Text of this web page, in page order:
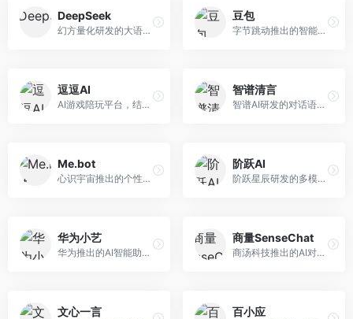
DeepSeek
幻方量化研发的大语言模型平台，专注于深度推理和代码生成能力。面向开发者、研究人员和技术爱好者，提供强大的逻辑推理和数学计算功能，开源生态完善，API接口友好。
豆包
字节跳动推出的智能对话助手平台，提供文本创作、知识问答、英语学习等多种AI服务。面向普通用户和内容创作者，支持多轮对话和文件解析，免费使用，响应速度快，中文理解能力强。
逗逗AI
AI游戏陪玩平台，结合游戏理解和自然语言交互技术。面向游戏玩家，提供游戏攻略、陪玩互动、社交聊天等服务，游戏知识丰富，互动体验有趣。
智谱清言
智谱AI研发的对话语言模型，支持中英双语交互。面向中文用户和开发者，提供知识问答、代码编写、文档解读等服务，开源生态完善，学术研究背景深厚。
Me.bot
心识宇宙推出的个性化AI伴侣，专注于情感交互和个人助理服务。面向个人用户，支持日程管理、情感陪伴、知识问答等功能，交互体验人性化。
阶跃AI
阶跃星辰研发的多模态大模型平台，支持文本、图像、视频的综合理解与生成。面向创作者和企业客户，提供内容创作、智能分析等服务，多模态能力突出。
华为小艺
华为推出的AI智能助手网页端，深度整合鸿蒙生态和华为云服务。面向华为设备用户，支持语音交互、智能问答、设备控制等功能，与华为硬件生态无缝衔接。
商量SenseChat
商汤科技推出的AI对话平台，结合计算机视觉和自然语言处理技术。面向企业用户和开发者，支持多模态交互，视觉理解能力强，适合智能客服和内容创作场景。
文心一言 百小应